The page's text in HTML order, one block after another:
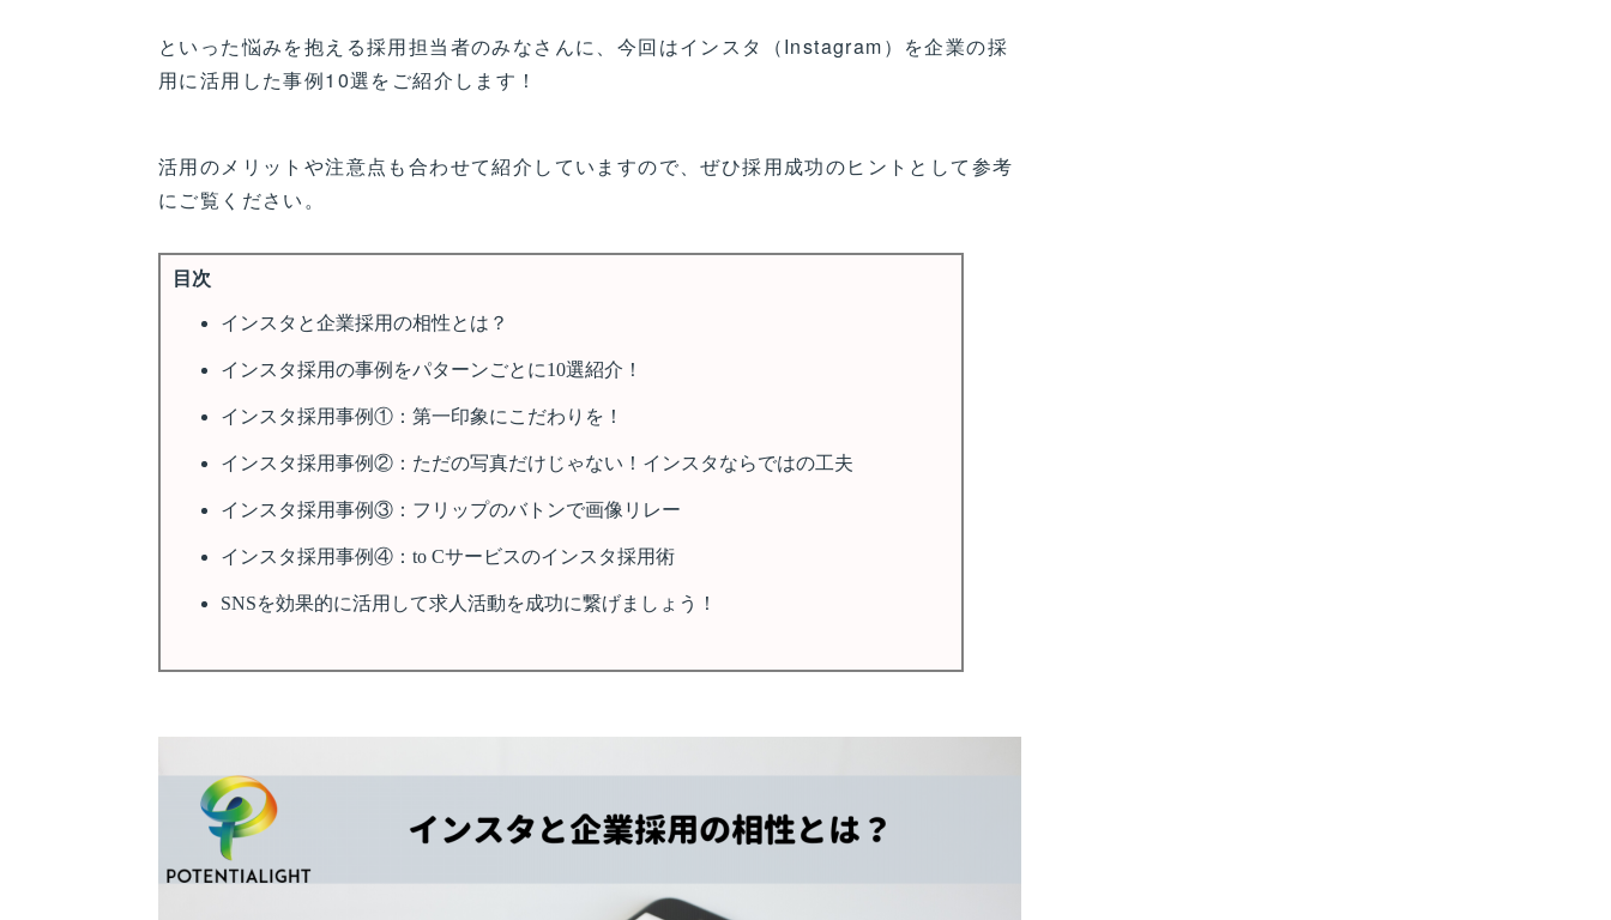
といった悩みを抱える採用担当者のみなさんに、今回はインスタ（Instagram）を企業の採
用に活用した事例10選をご紹介します！
活用のメリットや注意点も合わせて紹介していますので、ぜひ採用成功のヒントとして参考
にご覧ください。